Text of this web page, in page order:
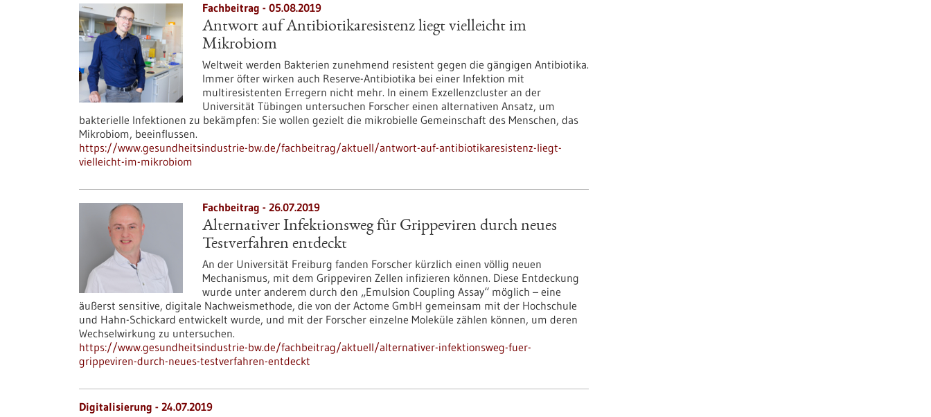
Fachbeitrag - 05.08.2019
Antwort auf Antibiotikaresistenz liegt vielleicht im
Mikrobiom
Weltweit werden Bakterien zunehmend resistent gegen die gängigen Antibiotika.
Immer öfter wirken auch Reserve-Antibiotika bei einer Infektion mit
multiresistenten Erregern nicht mehr. In einem Exzellenzcluster an der
Universität Tübingen untersuchen Forscher einen alternativen Ansatz, um
bakterielle Infektionen zu bekämpfen: Sie wollen gezielt die mikrobielle Gemeinschaft des Menschen, das
Mikrobiom, beeinflussen.
https://www.gesundheitsindustrie-bw.de/fachbeitrag/aktuell/antwort-auf-antibiotikaresistenz-liegt-
vielleicht-im-mikrobiom
Fachbeitrag - 26.07.2019
Alternativer Infektionsweg für Grippeviren durch neues
Testverfahren entdeckt
An der Universität Freiburg fanden Forscher kürzlich einen völlig neuen
Mechanismus, mit dem Grippeviren Zellen infizieren können. Diese Entdeckung
wurde unter anderem durch den „Emulsion Coupling Assay“ möglich – eine
äußerst sensitive, digitale Nachweismethode, die von der Actome GmbH gemeinsam mit der Hochschule
und Hahn-Schickard entwickelt wurde, und mit der Forscher einzelne Moleküle zählen können, um deren
Wechselwirkung zu untersuchen.
https://www.gesundheitsindustrie-bw.de/fachbeitrag/aktuell/alternativer-infektionsweg-fuer-
grippeviren-durch-neues-testverfahren-entdeckt
Digitalisierung - 24.07.2019